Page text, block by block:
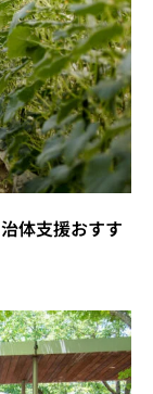
体支援おすす